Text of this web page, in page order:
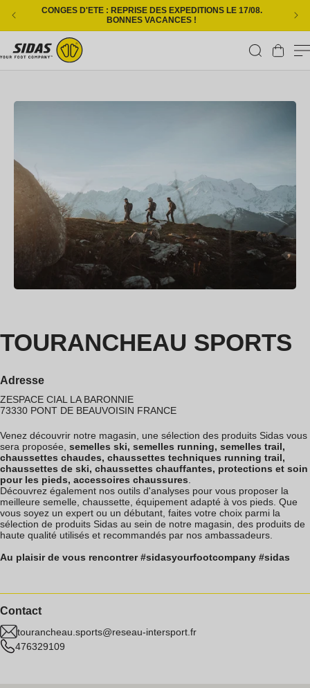
Ignorer et passer au contenu
CONGES D'ETE : REPRISE DES EXPEDITIONS LE 17/08.
BONNES VACANCES !
Panier
TOURANCHEAU SPORTS
Adresse
ZESPACE CIAL LA BARONNIE
73330 PONT DE BEAUVOISIN FRANCE
Venez découvrir notre magasin, une sélection des produits Sidas vous
sera proposée, semelles ski, semelles running, semelles trail,
chaussettes chaudes, chaussettes techniques running trail,
chaussettes de ski, chaussettes chauffantes, protections et soin
pour les pieds, accessoires chaussures.
Découvrez également nos outils d'analyses pour vous proposer la
meilleure semelle, chaussette, équipement adapté à vos pieds. Que
vous soyez un expert ou un débutant, faites votre choix parmi la
sélection de produits Sidas au sein de notre magasin, des produits de
haute qualité utilisés et recommandés par nos ambassadeurs.
Au plaisir de vous rencontrer #sidasyourfootcompany #sidas
Contact
tourancheau.sports@reseau-intersport.fr
476329109